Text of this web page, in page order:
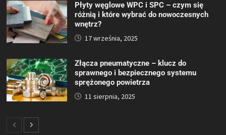
Płyty węglowe WPC i SPC – czym się
różnią i które wybrać do nowoczesnych
wnętrz?
17 września, 2025
Złącza pneumatyczne – klucz do
sprawnego i bezpiecznego systemu
sprężonego powietrza
11 sierpnia, 2025